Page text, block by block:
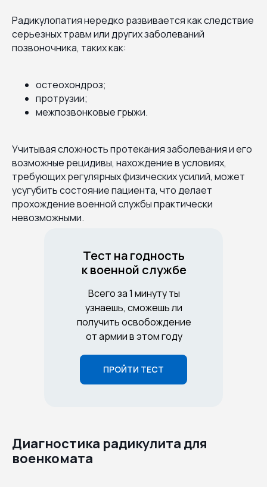
Радикулопатия нередко развивается как следствие
серьезных травм или других заболеваний
позвоночника, таких как:
остеохондроз;
протрузии;
межпозвонковые грыжи.
Учитывая сложность протекания заболевания и его
возможные рецидивы, нахождение в условиях,
требующих регулярных физических усилий, может
усугубить состояние пациента, что делает
прохождение военной службы практически
невозможными.
ПРОЙТИ ТЕСТ
Тест на годность
к военной службе
Всего за 1 минуту ты
узнаешь, сможешь ли
получить освобождение
от армии в этом году
Диагностика радикулита для
военкомата